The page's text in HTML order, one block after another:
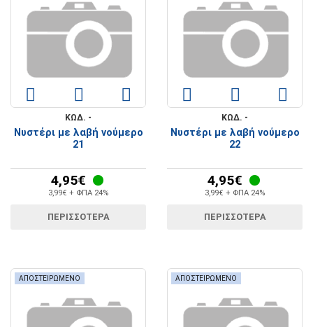
ΚΩΔ. -
Νυστέρι με λαβή νούμερο
21
4,95€
3,99€ + ΦΠΑ 24%
ΠΕΡΙΣΣΟΤΕΡΑ
ΚΩΔ. -
Νυστέρι με λαβή νούμερο
22
4,95€
3,99€ + ΦΠΑ 24%
ΠΕΡΙΣΣΟΤΕΡΑ
ΑΠΟΣΤΕΙΡΩΜΕΝΟ ΑΠΟΣΤΕΙΡΩΜΕΝΟ